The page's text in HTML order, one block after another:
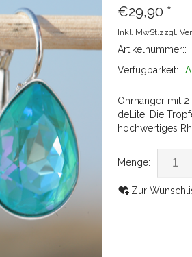
€29,90 *
Inkl. MwSt.zzgl.
Artikelnummer::
Verfügbarkeit:
Ohrhänger mit 2
deLite. Die
hochwertiges
Menge:
Zur